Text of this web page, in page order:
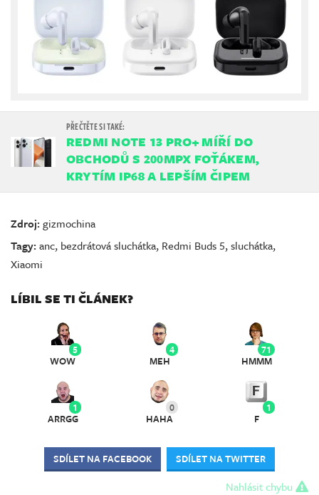
REDMI NOTE 13 PRO+ MÍŘÍ DO
OBCHODŮ S 200MPX FOŤÁKEM,
KRYTÍM IP68 A LEPŠÍM ČIPEM
Zdroj:gizmochina
Tagy:anc, bezdrátová sluchátka, Redmi Buds 5,sluchátka,
Xiaomi
LÍBIL SE TI ČLÁNEK?
5
WOW
4
MEH
71
HMMM
1
ARRGG
0
HAHA
1
F
SDÍLET NA FACEBOOK SDÍLET NA TWITTER
Nahlásit chybu